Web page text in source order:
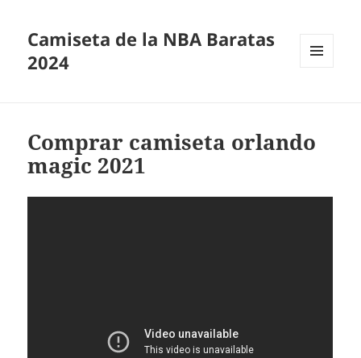
Camiseta de la NBA Baratas
2024
Comprar camiseta orlando
magic 2021